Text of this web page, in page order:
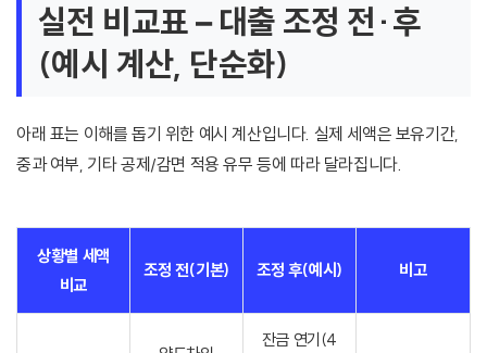
실전 비교표 – 대출 조정 전·후
(예시 계산, 단순화)
아래 표는 이해를 돕기 위한 예시 계산입니다. 실제 세액은 보유기간,
중과 여부, 기타 공제/감면 적용 유무 등에 따라 달라집니다.
상황별 세액
비교
조정 전(기본) 조정 후(예시) 비고
잔금 연기(4